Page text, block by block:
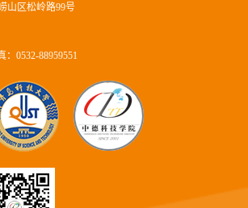
山区松岭路99号
：0532-88959551